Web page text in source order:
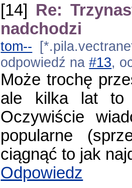
[14] Re:
nadchodzi
tom--
odpowiedź na#13,
Może trochę
ale kilka lat to
Oczywiście
popularne
ciągnąć to jak
Odpowiedz